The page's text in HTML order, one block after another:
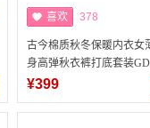
喜欢 378
古今棉质秋冬保暖内衣女
身高弹秋衣裤打底套装
¥399